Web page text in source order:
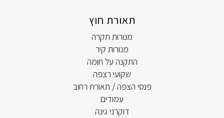
תאורת חוץ
מנורות תקרה
מנורות קיר
התקנה על חומה
שקועי רצפה
פנסי הצפה / תאורת רחוב
עמודים
דוקרני גינה